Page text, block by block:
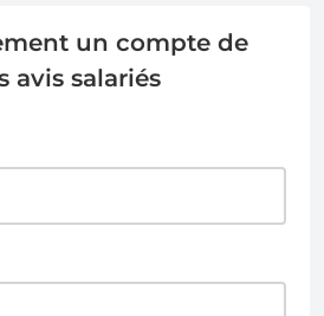
un compte de
avis salariés